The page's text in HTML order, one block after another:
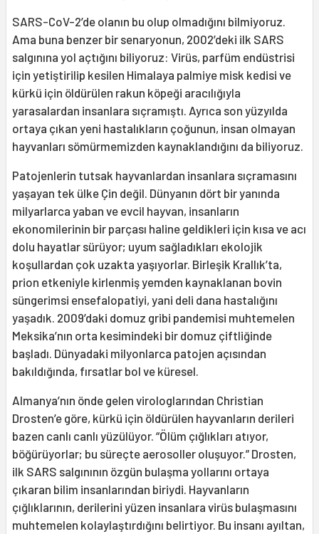
SARS-CoV-2’de olanın bu olup olmadığını bilmiyoruz.
Ama buna benzer bir senaryonun, 2002’deki ilk SARS
salgınına yol açtığını biliyoruz: Virüs, parfüm endüstrisi
için yetiştirilip kesilen Himalaya palmiye misk kedisi ve
kürkü için öldürülen rakun köpeği aracılığıyla
yarasalardan insanlara sıçramıştı. Ayrıca son yüzyılda
ortaya çıkan yeni hastalıkların çoğunun, insan olmayan
hayvanları sömürmemizden kaynaklandığını da biliyoruz.
Patojenlerin tutsak hayvanlardan insanlara sıçramasını
yaşayan tek ülke Çin değil. Dünyanın dört bir yanında
milyarlarca yaban ve evcil hayvan, insanların
ekonomilerinin bir parçası haline geldikleri için kısa ve acı
dolu hayatlar sürüyor; uyum sağladıkları ekolojik
koşullardan çok uzakta yaşıyorlar. Birleşik Krallık’ta,
prion etkeniyle kirlenmiş yemden kaynaklanan bovin
süngerimsi ensefalopatiyi, yani deli dana hastalığını
yaşadık. 2009’daki domuz gribi pandemisi muhtemelen
Meksika’nın orta kesimindeki bir domuz çiftliğinde
başladı. Dünyadaki milyonlarca patojen açısından
bakıldığında, fırsatlar bol ve küresel.
Almanya’nın önde gelen virologlarından Christian
Drosten’e göre, kürkü için öldürülen hayvanların derileri
bazen canlı canlı yüzülüyor. “Ölüm çığlıkları atıyor,
böğürüyorlar; bu süreçte aerosoller oluşuyor.” Drosten,
ilk SARS salgınının özgün bulaşma yollarını ortaya
çıkaran bilim insanlarından biriydi. Hayvanların
çığlıklarının, derilerini yüzen insanlara virüs bulaşmasını
muhtemelen kolaylaştırdığını belirtiyor. Bu insanı ayıltan,